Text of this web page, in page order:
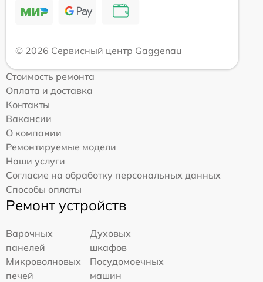
© 2026 Сервисный центр Gaggenau
Стоимость ремонта
Оплата и доставка
Контакты
Вакансии
О компании
Ремонтируемые модели
Наши услуги
Согласие на обработку персональных данных
Способы оплаты
Ремонт устройств
Варочных
панелей
Духовых
шкафов
Микроволновых
печей
Посудомоечных
машин